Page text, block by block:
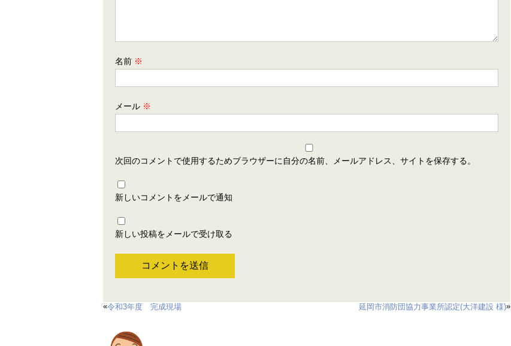
名前 ※
メール ※
次回のコメントで使用するためブラウザーに自分の名前、メールアドレス、サイトを保存する。
新しいコメントをメールで通知
新しい投稿をメールで受け取る
«令和3年度 完成現場 延岡市消防団協力事業所認定(大洋建設 様)»